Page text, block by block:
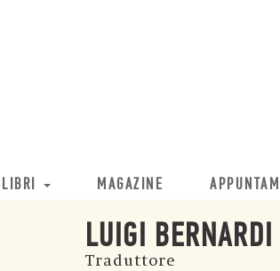
LIBRI MAGAZINE
LUIGI BERNARDI
Traduttore